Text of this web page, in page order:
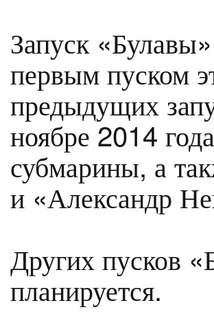
Запуск
первым пуском
предыдущих
ноябре 2014
субмарины, а
и «Александр
Других пусков
планируется.